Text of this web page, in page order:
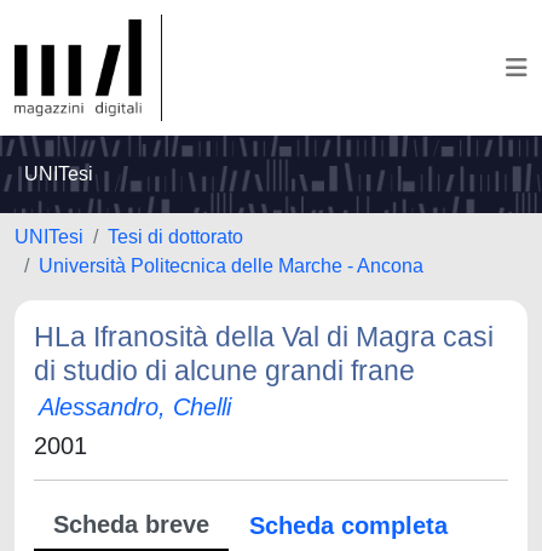
UNITesi
UNITesi
Tesi di dottorato
Università Politecnica delle Marche - Ancona
HLa Ifranosità della Val di Magra casi
di studio di alcune grandi frane
Alessandro, Chelli
2001
Scheda breve
Scheda completa